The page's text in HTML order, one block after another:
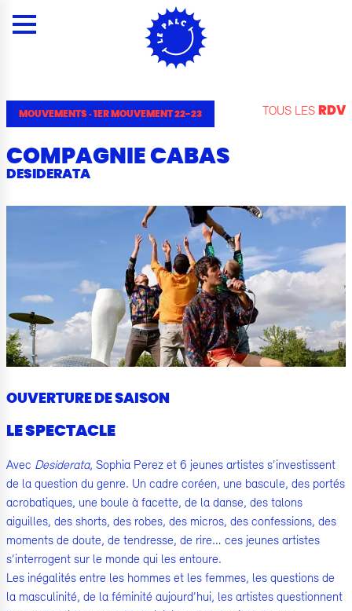
Panneau de gestion des cookies
Menu Rechercher Contacts
MOUVEMENTS·1ER MOUVEMENT 22-23 TOUS LES RDV
COMPAGNIE CABAS
DESIDERATA
OUVERTURE DE SAISON
LE SPECTACLE
Avec Desiderata, Sophia Perez et 6 jeunes artistes s’investissent
de la question du genre. Un cadre coréen, une bascule, des portés
acrobatiques, une boule à facette, de la danse, des talons
aiguilles, des shorts, des robes, des micros, des confessions, des
moments de doute, de tendresse, de rire… ces jeunes artistes
s’interrogent sur le monde qui les entoure.
Les inégalités entre les hommes et les femmes, les questions de
la masculinité, de la féminité aujourd’hui, les artistes questionnent